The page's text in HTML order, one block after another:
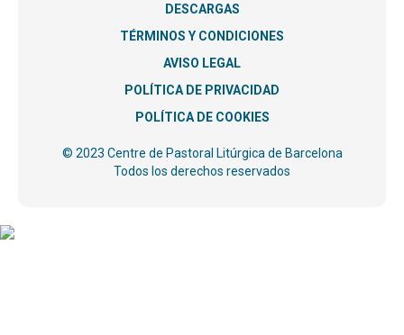
DESCARGAS
TÉRMINOS Y CONDICIONES
AVISO LEGAL
POLÍTICA DE PRIVACIDAD
POLÍTICA DE COOKIES
© 2023 Centre de Pastoral Litúrgica de Barcelona
Todos los derechos reservados